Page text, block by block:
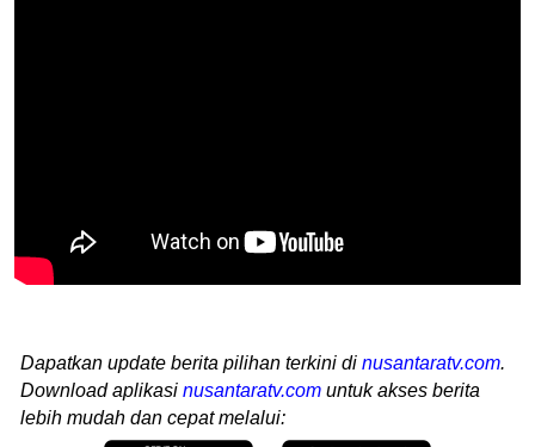
Dapatkan update berita pilihan terkini di nusantaratv.com.
Download aplikasi nusantaratv.com untuk akses berita
lebih mudah dan cepat melalui: